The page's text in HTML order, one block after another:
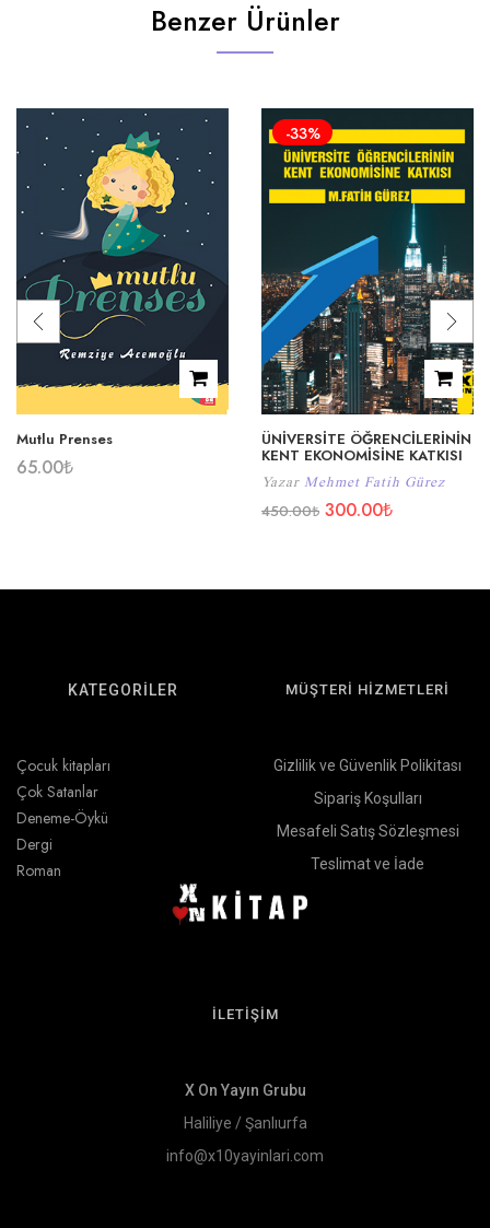
Benzer Ürünler
Mutlu Prenses
65.00₺
-33%
ÜNİVERSİTE ÖĞRENCİLERİNİN
KENT EKONOMİSİNE KATKISI
Yazar Mehmet Fatih Gürez
450.00₺ 300.00₺
KATEGORİLER
Çocuk kitapları
Çok Satanlar
Deneme-Öykü
Dergi
Roman
MÜŞTERİ HİZMETLERİ
Gizlilik ve Güvenlik Polikitası
Sipariş Koşulları
Mesafeli Satış Sözleşmesi
Teslimat ve İade
İLETİŞİM
X On Yayın Grubu
Haliliye / Şanlıurfa
info@x10yayinlari.com